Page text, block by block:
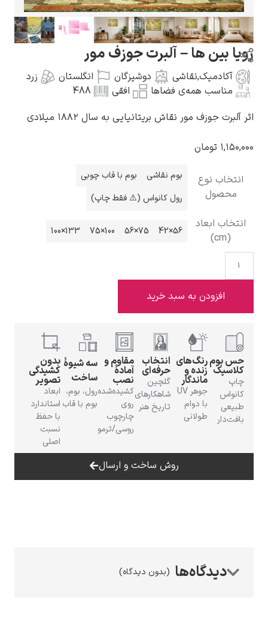
گوستاو کلیمت
کامی پیسارو
ادوارد هاپر
ها – آلبرت جوزف مور
,نقاشی دوشیزگان انگلستان
زرد
همه‌ی فضاها
افقی
488
مور نقاش بریتانیایی به سال ۱۸۸۲ میلادی
تومان
بوم نقاشی
بوم با قاب چوبی
رول کانواس (⚠️ فقط چاپ)
ابعاد
56×42
100×75
133×100
به سبد خرید
رنگ‌های
زنده و
ماندگار
جوهر UV
با دوام
طولانی
انتخاب
حرفه‌ای
گلچین
شاهکارهای
تاریخ هنر
مقاوم و
آمادهٔ
نصب
کشیده‌شده
روی
چارچوب
سه شیوهٔ
ساخت
رول، بوم،
بوم با قاب
بدون
کشیدگی
تصویر
ابعاد
استاندارد
نسبت
روش ساخت و ارسال
(بدون دیدگاه)